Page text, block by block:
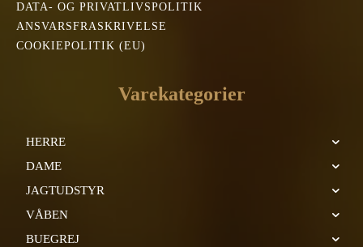
DATA- OG PRIVATLIVSPOLITIK
ANSVARSFRASKRIVELSE
COOKIEPOLITIK (EU)
Varekategorier
HERRE
DAME
JAGTUDSTYR
VÅBEN
BUEGREJ